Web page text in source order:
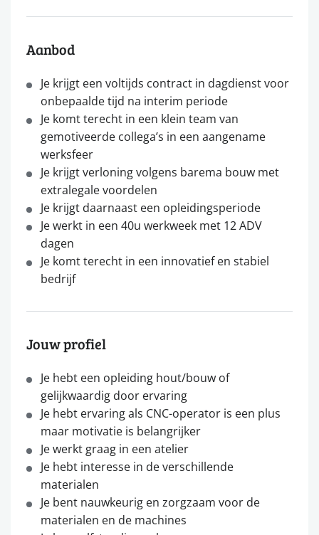
Aanbod
Je krijgt een voltijds contract in dagdienst voor
onbepaalde tijd na interim periode
Je komt terecht in een klein team van
gemotiveerde collega’s in een aangename
werksfeer
Je krijgt verloning volgens barema bouw met
extralegale voordelen
Je krijgt daarnaast een opleidingsperiode
Je werkt in een 40u werkweek met 12 ADV
dagen
Je komt terecht in een innovatief en stabiel
bedrijf
Jouw profiel
Je hebt een opleiding hout/bouw of
gelijkwaardig door ervaring
Je hebt ervaring als CNC-operator is een plus
maar motivatie is belangrijker
Je werkt graag in een atelier
Je hebt interesse in de verschillende
materialen
Je bent nauwkeurig en zorgzaam voor de
materialen en de machines